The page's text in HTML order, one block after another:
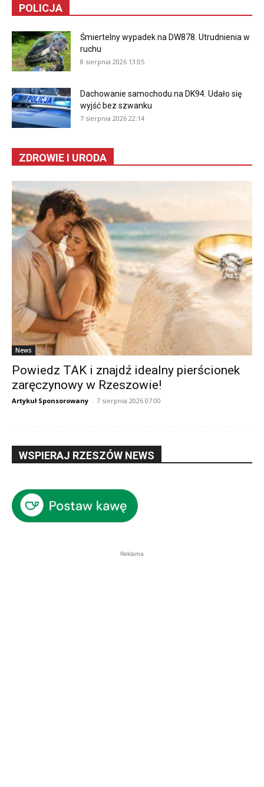
POLICJA
Śmiertelny wypadek na DW878. Utrudnienia w
ruchu
8 sierpnia 2026 13:05
Dachowanie samochodu na DK94. Udało się
wyjść bez szwanku
7 sierpnia 2026 22:14
ZDROWIE I URODA
News
Powiedz TAK i znajdź idealny pierścionek
zaręczynowy w Rzeszowie!
Artykuł Sponsorowany - 7 sierpnia 2026 07:00
WSPIERAJ RZESZÓW NEWS
Reklama